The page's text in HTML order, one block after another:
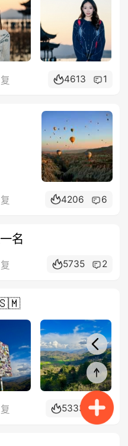
4613 1
4206 6
名
5735 2
🇸🇲
5333 2